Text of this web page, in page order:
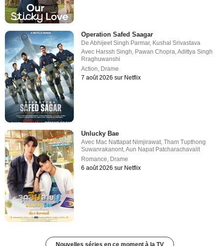
Operation Safed Saagar
DeAbhijeet Singh Parmar, Kushal Srivastava
Avec Harssh Singh, Pawan Chopra,Adittya Singh
Rraghuwanshi
Action, Drame
7 août 2026 sur Netflix
Unlucky Bae
Avec Mac Nattapat Nimjirawat,Tham Tupthong
Suwanrakanont,Aun Napat Patcharachavalit
Romance, Drame
6 août 2026 sur Netflix
Nouvelles séries en ce moment à la TV